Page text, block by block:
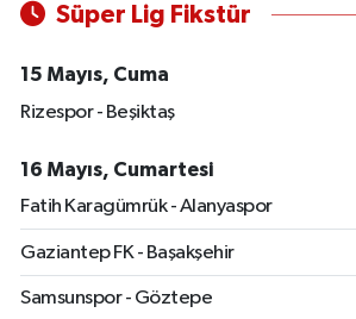
Süper Lig Fikstür
15 Mayıs, Cuma
Rizespor - Beşiktaş
16 Mayıs, Cumartesi
Fatih Karagümrük - Alanyaspor
Gaziantep FK - Başakşehir
Samsunspor - Göztepe